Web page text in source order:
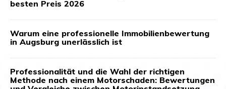
besten Preis 2026
Warum eine professionelle Immobilienbewertung
in Augsburg unerlässlich ist
Professionalität und die Wahl der richtigen
Methode nach einem Motorschaden: Bewertungen